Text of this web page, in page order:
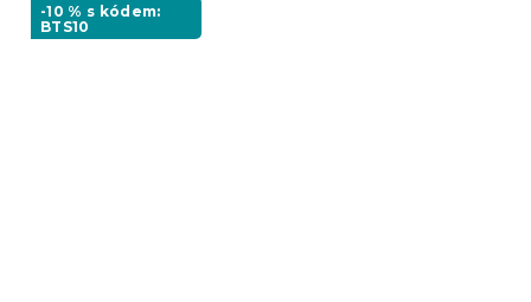
-10 % s kódem:
BTS10